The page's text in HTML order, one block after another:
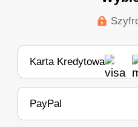
Karta Kredytowa
PayPal